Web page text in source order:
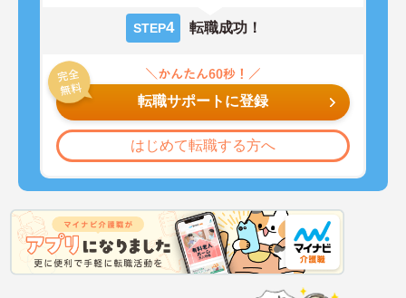
STEP4 転職成功！
転職サポートに登録
はじめて転職する方へ